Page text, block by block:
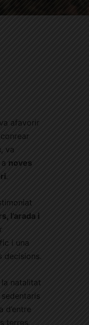
afavorir
, va
noves
l’arada i
i una
decisions.
natalitat
d’entre
terres.